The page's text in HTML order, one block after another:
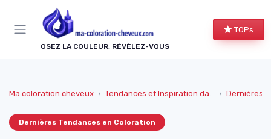
OSEZ LA COULEUR, RÉVÉLEZ-VOUS
TOPs
Ma coloration cheveux Tendances et Inspiration dans la coloration des cheuveux Dernières
Dernières Tendances en Coloration
Panneau de gestion des cookies